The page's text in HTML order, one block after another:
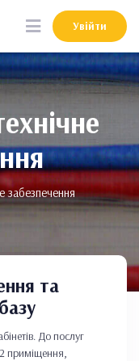
Увійти
Увійти
забезпечення
та
До послуг
приміщення,